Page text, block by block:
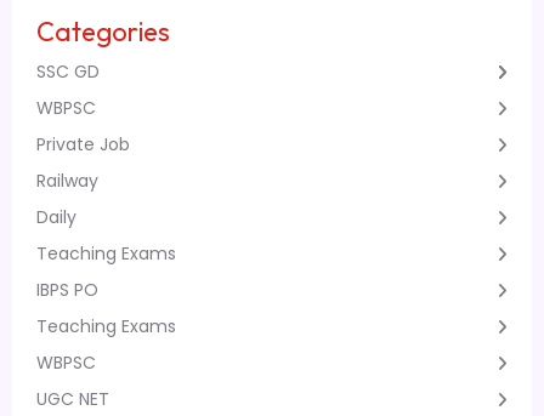
Categories
SSC GD
WBPSC
Private Job
Railway
Daily
Teaching Exams
IBPS PO
Teaching Exams
WBPSC
UGC NET